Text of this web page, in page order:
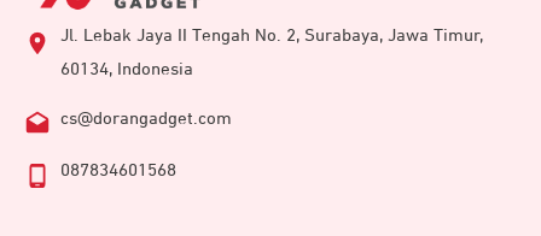
Jl. Lebak Jaya II Tengah No. 2, Surabaya, Jawa Timur,
60134, Indonesia
cs@dorangadget.com
087834601568